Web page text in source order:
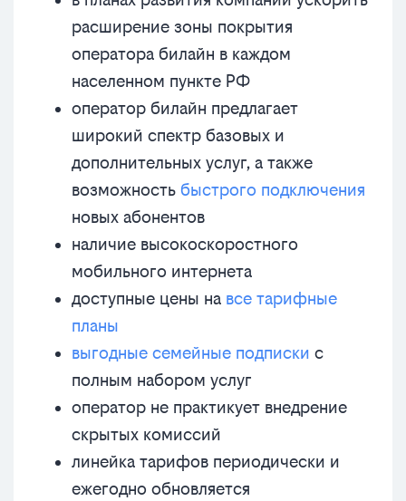
расширение зоны покрытия
оператора билайн в каждом
населенном пункте РФ
оператор билайн предлагает
широкий спектр базовых и
дополнительных услуг, а также
возможность быстрого подключения
новых абонентов
наличие высокоскоростного
мобильного интернета
доступные цены на все тарифные
планы
выгодные семейные подписки с
полным набором услуг
оператор не практикует внедрение
скрытых комиссий
линейка тарифов периодически и
ежегодно обновляется